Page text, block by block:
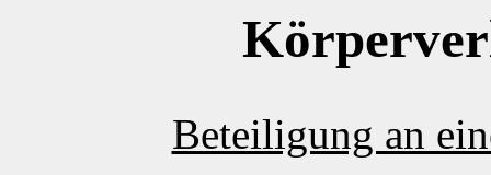
Beteiligung an